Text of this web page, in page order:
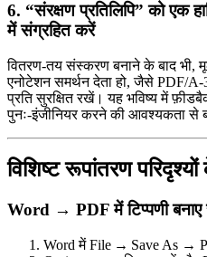
6. “संरक्षण प्रतिलिपि” को एक
में संग्रहित करें
वितरण‑तय संस्करण बनाने के बाद भी,
एनोटेशन समर्थन देता हो, जैसे PDF/
प्रति सुरक्षित रखें। यह भविष्य में
पुनः‑इंजीनियर करने की आवश्यकता से
विशिष्ट रूपांतरण
Word → PDF में टिप्पणी
Word मेंFile → Save As →